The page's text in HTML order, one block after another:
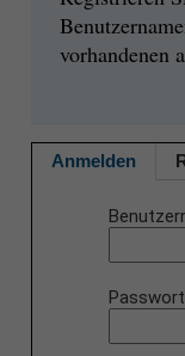
vorhandenen
Anmelden
Passwort